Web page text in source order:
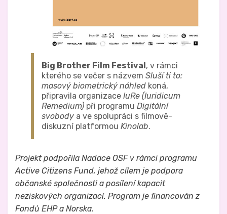
Big Brother Film Festival, v rámci
kterého se večer s názvemSluší ti to:
masový biometrický náhled koná,
připravila organizaceIuRe (Iuridicum
Remedium) při programuDigitální
svobody a ve spolupráci s filmově-
diskuzní platformouKinolab.
Projekt podpořila Nadace OSF v rámci programu
Active Citizens Fund, jehož cílem je podpora
občanské společnosti a posílení kapacit
neziskových organizací. Program je financován z
Fondů EHP a Norska.